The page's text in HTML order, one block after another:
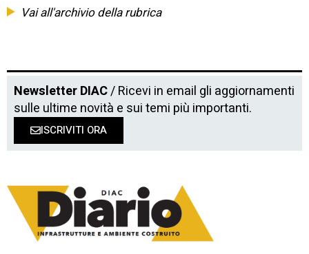
Vai all'archivio della rubrica
Newsletter DIAC/ Ricevi in email gli aggiornamenti
sulle ultime novità e sui temi più importanti.
ISCRIVITI ORA